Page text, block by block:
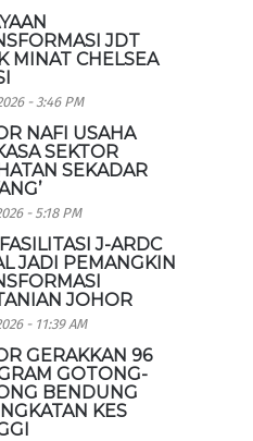
JDT
MINAT CHELSEA
- 3:46 PM
NAFI USAHA
SEKTOR
SEKADAR
- 5:18 PM
J-ARDC
JADI PEMANGKIN
JOHOR
- 11:39 AM
GERAKKAN 96
GOTONG-
BENDUNG
KES